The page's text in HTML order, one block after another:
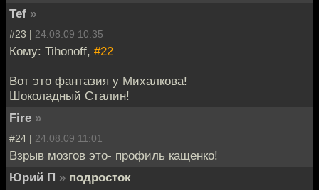
Tef »
#23 | 24.08.09 10:35
Кому: Tihonoff, #22
Вот это фантазия у Михалкова!
Шоколадный Сталин!
Fire »
#24 | 24.08.09 11:01
Взрыв мозгов это- профиль кащенко!
Юрий П » подросток